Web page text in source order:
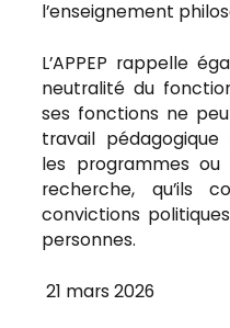
l’enseignement
L’APPEP rappelle
neutralité du
ses fonctions ne
travail
les programmes
recherche, qu’ils
convictions
personnes.
21 mars 2026